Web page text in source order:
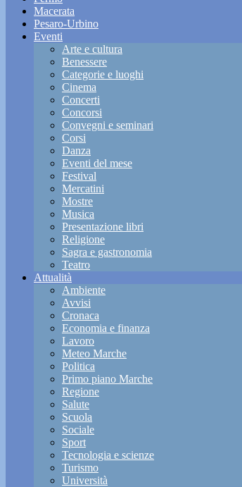
Macerata
Pesaro-Urbino
Eventi
Arte e cultura
Benessere
Categorie e luoghi
Cinema
Concerti
Concorsi
Convegni e seminari
Corsi
Danza
Eventi del mese
Festival
Mercatini
Mostre
Musica
Presentazione libri
Religione
Sagra e gastronomia
Teatro
Attualità
Ambiente
Avvisi
Cronaca
Economia e finanza
Lavoro
Meteo Marche
Politica
Primo piano Marche
Regione
Salute
Scuola
Sociale
Sport
Tecnologia e scienze
Turismo
Università